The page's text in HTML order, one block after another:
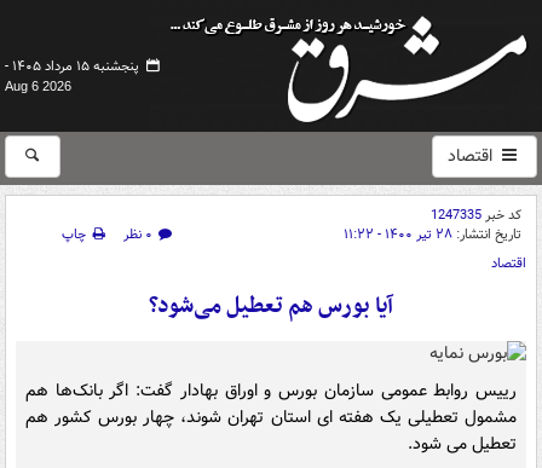
پنجشنبه ۱۵ مرداد ۱۴۰۵ -
Aug 6 2026
اقتصاد
کد خبر1247335
تاریخ انتشار: ۲۸ تیر ۱۴۰۰ - ۱۱:۲۲ ۰ نظر
چاپ
اقتصاد
آیا بورس هم تعطیل می‌شود؟
رییس روابط عمومی سازمان بورس و اوراق بهادار گفت: اگر بانک‌ها هم
مشمول تعطیلی یک هفته ای استان تهران شوند، چهار بورس کشور هم
تعطیل می شود.